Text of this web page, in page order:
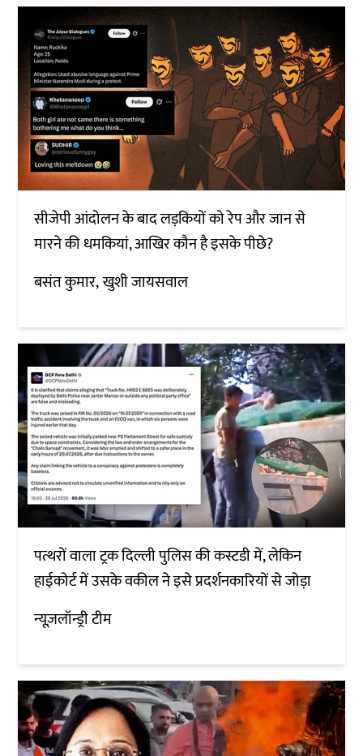
सीजेपी आंदोलन के बाद लड़कियों को रेप और जान से
मारने की धमकियां, आखिर कौन है इसके पीछे?
बसंत कुमार खुशी जायसवाल
पत्थरों वाला ट्रक दिल्ली पुलिस की कस्टडी में, लेकिन
हाईकोर्ट में उसके वकील ने इसे प्रदर्शनकारियों से जोड़ा
न्यूज़लॉन्ड्री टीम